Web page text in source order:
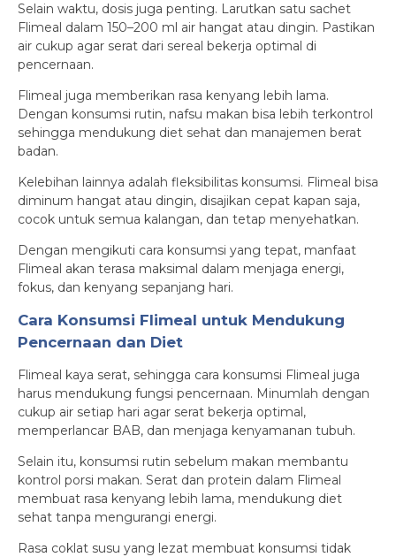
Selain waktu, dosis juga penting. Larutkan satu sachet
Flimeal dalam 150–200 ml air hangat atau dingin. Pastikan
air cukup agar serat dari sereal bekerja optimal di
pencernaan.
Flimeal juga memberikan rasa kenyang lebih lama.
Dengan konsumsi rutin, nafsu makan bisa lebih terkontrol
sehingga mendukung diet sehat dan manajemen berat
badan.
Kelebihan lainnya adalah fleksibilitas konsumsi. Flimeal bisa
diminum hangat atau dingin, disajikan cepat kapan saja,
cocok untuk semua kalangan, dan tetap menyehatkan.
Dengan mengikuti cara konsumsi yang tepat, manfaat
Flimeal akan terasa maksimal dalam menjaga energi,
fokus, dan kenyang sepanjang hari.
Cara Konsumsi Flimeal untuk Mendukung
Pencernaan dan Diet
Flimeal kaya serat, sehingga cara konsumsi Flimeal juga
harus mendukung fungsi pencernaan. Minumlah dengan
cukup air setiap hari agar serat bekerja optimal,
memperlancar BAB, dan menjaga kenyamanan tubuh.
Selain itu, konsumsi rutin sebelum makan membantu
kontrol porsi makan. Serat dan protein dalam Flimeal
membuat rasa kenyang lebih lama, mendukung diet
sehat tanpa mengurangi energi.
Rasa coklat susu yang lezat membuat konsumsi tidak